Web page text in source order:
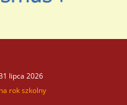
lipca 2026
rok szkolny